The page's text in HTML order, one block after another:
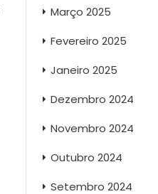
Março 2025
Fevereiro 2025
Janeiro 2025
Dezembro 2024
Novembro 2024
Outubro 2024
Setembro 2024